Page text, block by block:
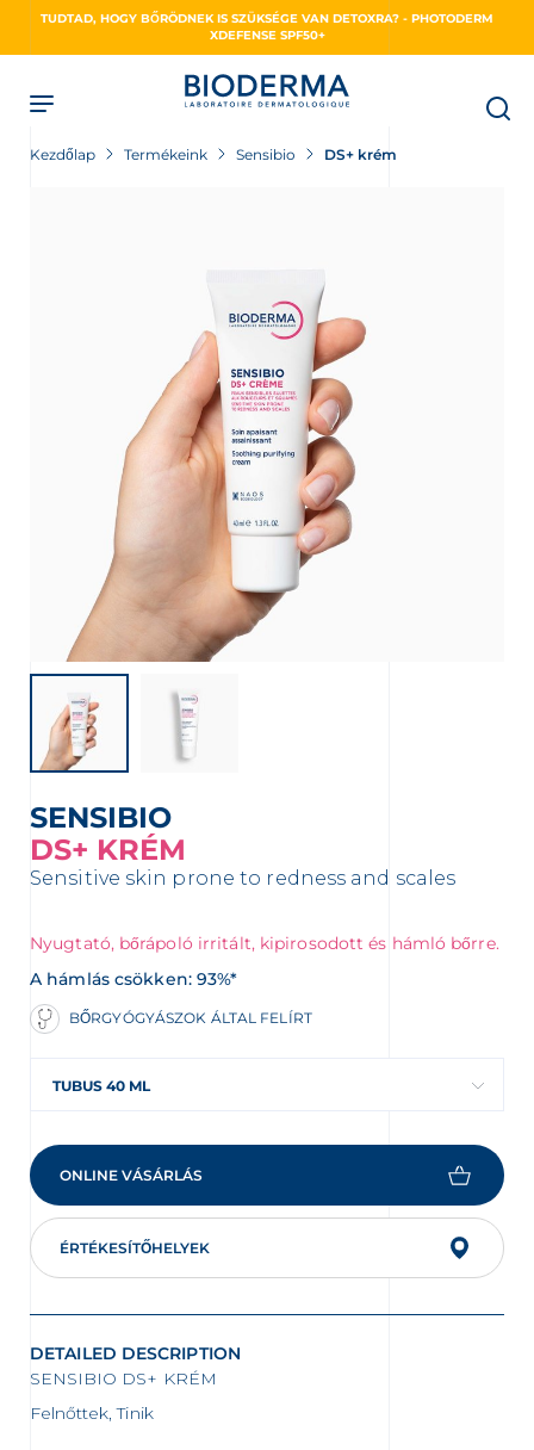
TUDTAD, HOGY BŐRÖDNEK IS SZÜKSÉGE VAN DETOXRA? - PHOTODERM
XDEFENSE SPF50+
eső értékesítési helyet
Kezdőlap Termékeink Sensibio DS+ krém
SENSIBIO
DS+ KRÉM
Sensitive skin prone to redness and scales
Nyugtató, bőrápoló irritált, kipirosodott és hámló bőrre.
A hámlás csökken: 93%*
BŐRGYÓGYÁSZOK ÁLTAL FELÍRT
TUBUS 40 ML
ONLINE VÁSÁRLÁS
ÉRTÉKESÍTŐHELYEK
DETAILED DESCRIPTION
SENSIBIO DS+ KRÉM
Felnőttek, Tinik